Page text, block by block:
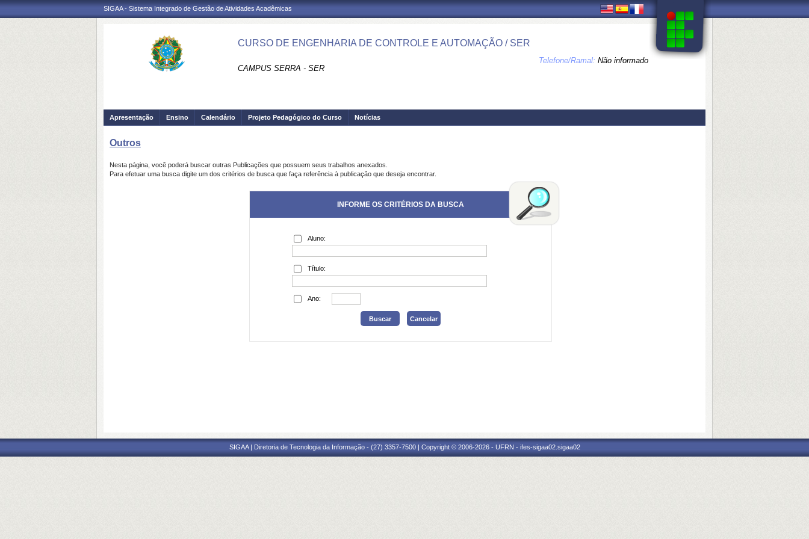
SIGAA - Sistema Integrado de Gestão de Atividades Acadêmicas
CURSO DE ENGENHARIA DE CONTROLE E AUTOMAÇÃO / SER
CAMPUS SERRA - SER
Telefone/Ramal: Não informado
Apresentação Ensino Calendário Projeto Pedagógico do Curso Notícias
Outros
Nesta página, você poderá buscar outras Publicações que possuem seus trabalhos anexados.
Para efetuar uma busca digite um dos critérios de busca que faça referência à publicação que deseja encontrar.
INFORME OS CRITÉRIOS DA BUSCA
Aluno:
Título:
Ano:
SIGAA | Diretoria de Tecnologia da Informação - (27) 3357-7500 | Copyright © 2006-2026 - UFRN - ifes-sigaa02.sigaa02